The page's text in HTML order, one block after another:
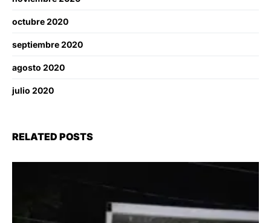
octubre 2020
septiembre 2020
agosto 2020
julio 2020
RELATED POSTS